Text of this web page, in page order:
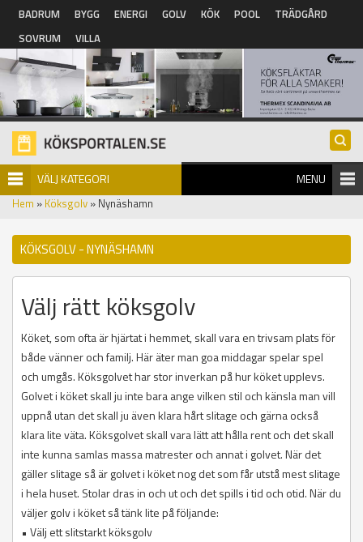
Hoppa till huvudinnehåll
BADRUM BYGG ENERGI GOLV KÖK POOL
TRÄDGÅRD
SOVRUM
VILLA
VÄLJ KATEGORI MENU
Hem » Köksgolv » Nynäshamn
KÖKSGOLV - NYNÄSHAMN
Välj rätt köksgolv
Köket, som ofta är hjärtat i hemmet, skall vara en trivsam plats för
både vänner och familj. Här äter man goa middagar spelar spel
och umgås. Köksgolvet har stor inverkan på hur köket upplevs.
Golvet i köket skall ju inte bara ange vilken stil och känsla man vill
uppnå utan det skall ju även klara hårt slitage och gärna också
klara lite väta. Köksgolvet skall vara lätt att hålla rent och det skall
inte kunna samlas massa matrester och annat i golvet. När det
gäller slitage så är golvet i köket nog det som får utstå mest slitage
i hela huset. Stolar dras in och ut och det spills i tid och otid. När du
väljer golv i köket så tänk lite på följande:
• Välj ett slitstarkt köksgolv